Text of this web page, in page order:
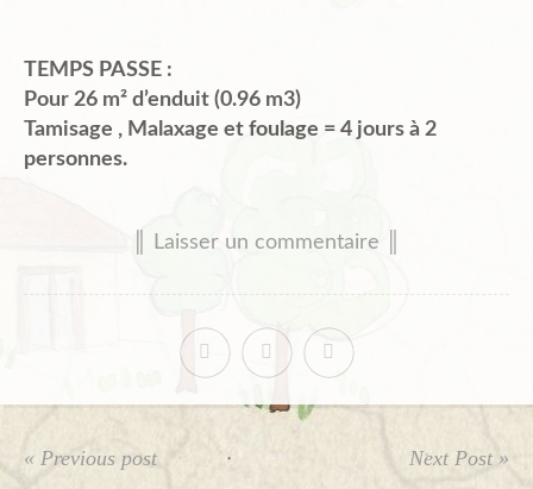
TEMPS PASSE :
Pour 26 m² d’enduit (0.96 m3)
Tamisage , Malaxage et foulage = 4 jours à 2
personnes.
║ Laisser un commentaire ║
« Previous post Next Post »